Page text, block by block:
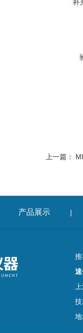
补
上一篇：
产品展示 |